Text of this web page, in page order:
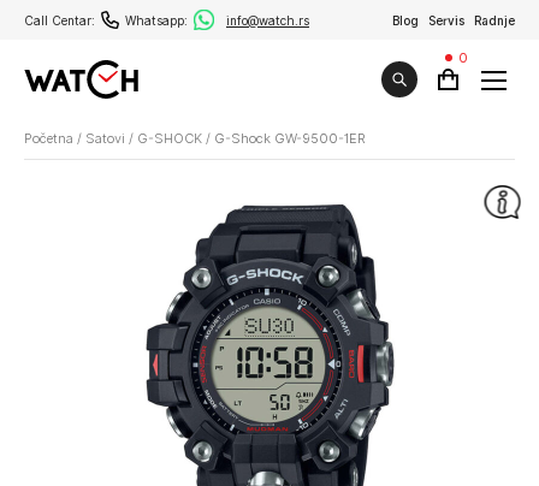
Call Centar: Whatsapp: info@watch.rs Blog Servis Radnje
0
Početna / Satovi / G-SHOCK / G-Shock GW-9500-1ER